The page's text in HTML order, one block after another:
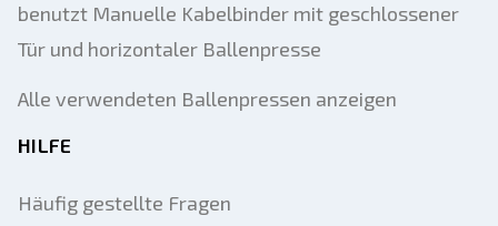
benutzt Manuelle Kabelbinder mit geschlossener
Tür und horizontaler Ballenpresse
Alle verwendeten Ballenpressen anzeigen
HILFE
Häufig gestellte Fragen